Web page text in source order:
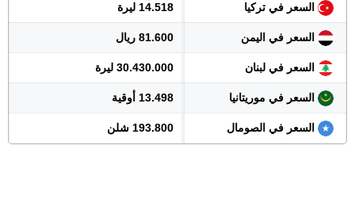
السعر في تركيا 14.518 ليرة
السعر في اليمن 81.600 ريال
السعر في لبنان 30.430.000 ليرة
السعر في موريتانيا 13.498 أوقية
السعر في الصومال 193.800 شلن